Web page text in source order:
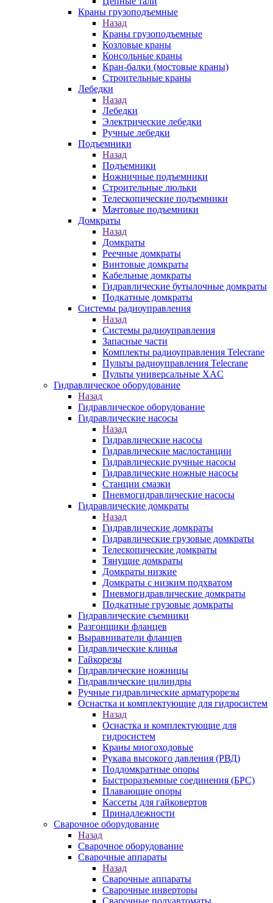
Краны грузоподъемные
Назад
Краны грузоподъемные
Козловые краны
Консольные краны
Кран-балки (мостовые краны)
Строительные краны
Лебедки
Назад
Лебедки
Электрические лебедки
Ручные лебедки
Подъемники
Назад
Подъемники
Ножничные подъемники
Строительные люльки
Телескопические подъемники
Мачтовые подъемники
Домкраты
Назад
Домкраты
Реечные домкраты
Винтовые домкраты
Кабельные домкраты
Гидравлические бутылочные домкраты
Подкатные домкраты
Системы радиоуправления
Назад
Системы радиоуправления
Запасные части
Комплекты радиоуправления Telecrane
Пульты радиоуправления Telecrane
Пульты универсальные XAC
Гидравлическое оборудование
Назад
Гидравлическое оборудование
Гидравлические насосы
Назад
Гидравлические насосы
Гидравлические маслостанции
Гидравлические ручные насосы
Гидравлические ножные насосы
Станции смазки
Пневмогидравлические насосы
Гидравлические домкраты
Назад
Гидравлические домкраты
Гидравлические грузовые домкраты
Телескопические домкраты
Тянущие домкраты
Домкраты низкие
Домкраты с низким подхватом
Пневмогидравлические домкраты
Подкатные грузовые домкраты
Гидравлические съемники
Разгонщики фланцев
Выравниватели фланцев
Гидравлические клинья
Гайкорезы
Гидравлические ножницы
Гидравлические цилиндры
Ручные гидравлические арматурорезы
Оснастка и комплектующие для гидросистем
Назад
Оснастка и комплектующие для
гидросистем
Краны многоходовые
Рукава высокого давления (РВД)
Поддомкратные опоры
Быстроразъемные соединения (БРС)
Плавающие опоры
Кассеты для гайковертов
Принадлежности
Сварочное оборудование
Назад
Сварочное оборудование
Сварочные аппараты
Назад
Сварочные аппараты
Сварочные инверторы
Сварочные полуавтоматы